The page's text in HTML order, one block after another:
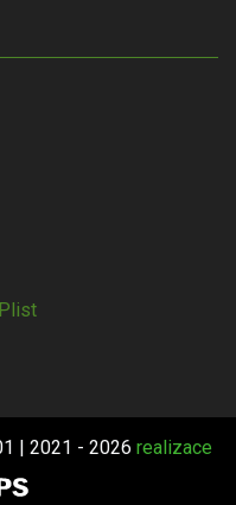
| 2021 - 2026 realizace